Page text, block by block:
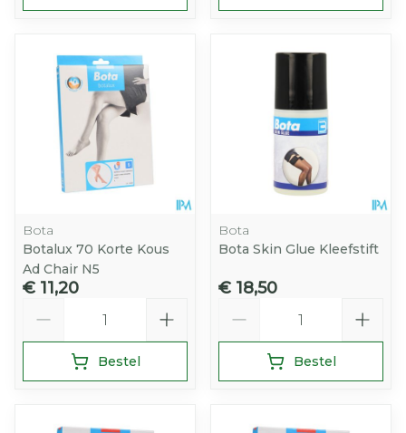
Bota
Botalux 70 Korte Kous
Ad Chair N5
€ 11,20
Bestel
Bota
Bota Skin Glue Kleefstift
€ 18,50
Bestel